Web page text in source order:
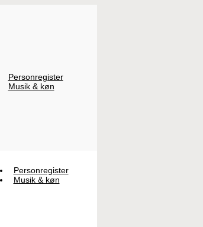
Personregister
Musik & køn
Personregister
Musik & køn